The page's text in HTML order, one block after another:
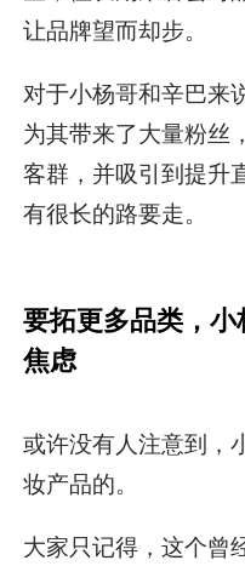
让品牌望而却步。
对于小杨哥和辛巴来
为其带来了大量粉丝
客群，并吸引到提升
有很长的路要走。
要拓更多品类，小
焦虑
或许没有人注意到，
妆产品的。
大家只记得，这个曾